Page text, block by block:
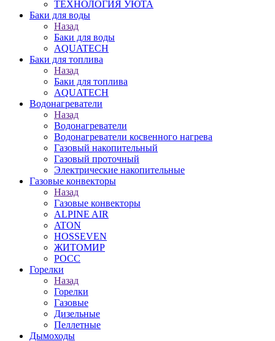
ТЕХНОЛОГИЯ УЮТА
Баки для воды
Назад
Баки для воды
AQUATECH
Баки для топлива
Назад
Баки для топлива
AQUATECH
Водонагреватели
Назад
Водонагреватели
Водонагреватели косвенного нагрева
Газовый накопительный
Газовый проточный
Электрические накопительные
Газовые конвекторы
Назад
Газовые конвекторы
ALPINE AIR
ATON
HOSSEVEN
ЖИТОМИР
РОСС
Горелки
Назад
Горелки
Газовые
Дизельные
Пеллетные
Дымоходы